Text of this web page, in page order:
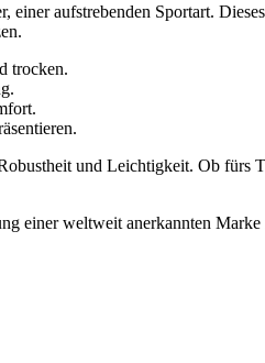
aufstrebenden Sportart.
trocken.
und Leichtigkeit. Ob fürs
einer weltweit anerkannten